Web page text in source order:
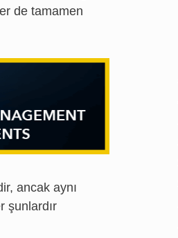
de tamamen
ancak aynı
şunlardır